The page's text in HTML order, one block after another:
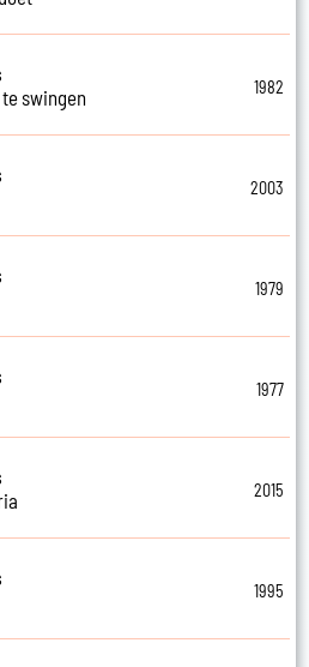
swingen
1982
2003
1979
1977
2015
1995